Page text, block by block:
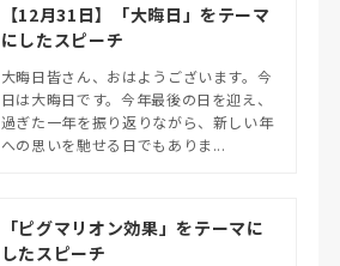
【12月31日】「大晦日」をテーマ
にしたスピーチ
大晦日皆さん、おはようございます。今
日は大晦日です。今年最後の日を迎え、
過ぎた一年を振り返りながら、新しい年
への思いを馳せる日でもありま...
「ピグマリオン効果」をテーマに
したスピーチ